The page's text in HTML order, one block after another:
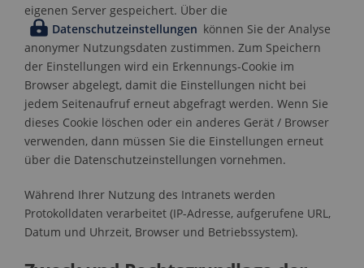
eigenen Server gespeichert. Über die
Datenschutzeinstellungen können Sie der Analyse
anonymer Nutzungsdaten zustimmen. Zum Speichern
der Einstellungen wird ein Erkennungs-Cookie im
Browser abgelegt, damit die Einstellungen nicht bei
jedem Seitenaufruf erneut abgefragt werden. Wenn Sie
dieses Cookie löschen oder ein anderes Gerät / Browser
verwenden, dann müssen Sie die Einstellungen erneut
über die Datenschutzeinstellungen vornehmen.
Während Ihrer Nutzung des Intranets werden
Protokolldaten verarbeitet (IP-Adresse, aufgerufene URL,
Datum und Uhrzeit, Browser und Betriebssystem).